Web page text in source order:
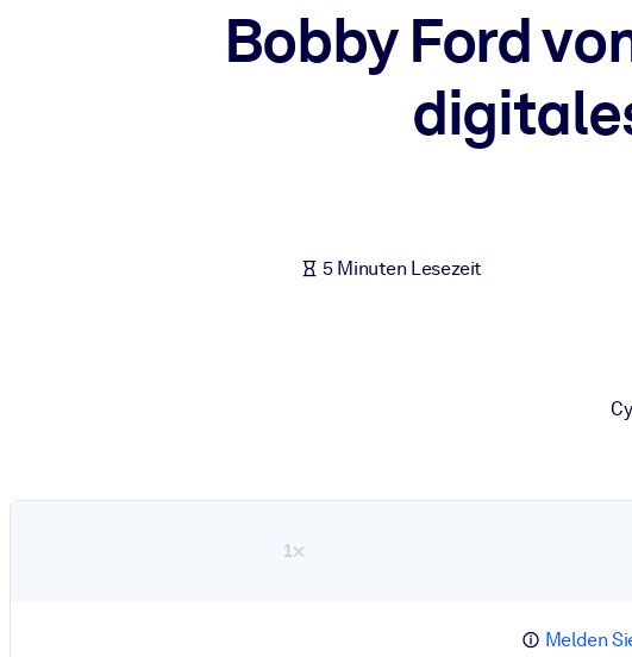
Integrieren Sie kompaktes, verifiziertes Wissen in Ihr LMS/LXP für bessere
Nutzen Sie verlässliches, strukturiertes Wissen, um die Ergebnisse Ihrer KI-
Bobby Ford
5 Minuten Lesezeit
1×
Melden